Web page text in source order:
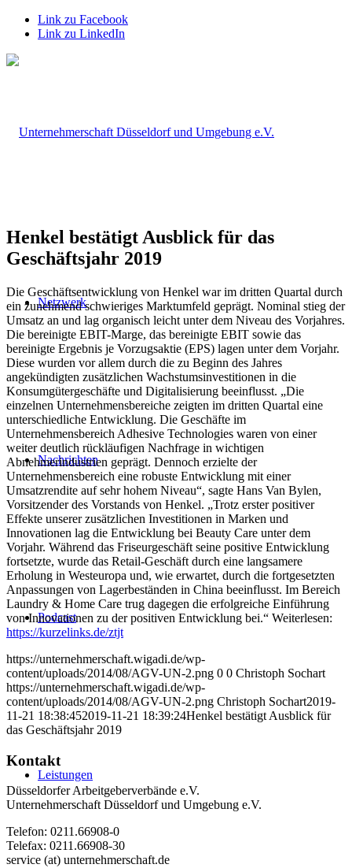
Link zu Facebook
Link zu LinkedIn
Netzwerk
Nachrichten
Podcast
Leistungen
Henkel bestätigt Ausblick für das
Geschäftsjahr 2019
Die Geschäftsentwicklung von Henkel war im dritten Quartal durch
ein zunehmend schwieriges Marktumfeld geprägt. Nominal stieg der
Umsatz an und lag organisch leicht unter dem Niveau des Vorjahres.
Die bereinigte EBIT-Marge, das bereinigte EBIT sowie das
bereinigte Ergebnis je Vorzugsaktie (EPS) lagen unter dem Vorjahr.
Diese wurden vor allem durch die zu Beginn des Jahres
angekündigten zusätzlichen Wachstumsinvestitionen in die
Konsumgütergeschäfte und Digitalisierung beeinflusst. „Die
einzelnen Unternehmensbereiche zeigten im dritten Quartal eine
unterschiedliche Entwicklung. Die Geschäfte im
Unternehmensbereich Adhesive Technologies waren von einer
weiter deutlich rückläufigen Nachfrage in wichtigen
Abnehmerindustrien geprägt. Dennoch erzielte der
Unternehmensbereich eine robuste Entwicklung mit einer
Umsatzrendite auf sehr hohem Niveau“, sagte Hans Van Bylen,
Vorsitzender des Vorstands von Henkel. „Trotz erster positiver
Effekte unserer zusätzlichen Investitionen in Marken und
Innovationen lag die Entwicklung bei Beauty Care unter dem
Vorjahr. Während das Friseurgeschäft seine positive Entwicklung
fortsetzte, wurde das Retail-Geschäft durch eine langsamere
Erholung in Westeuropa und, wie erwartet, durch die fortgesetzten
Anpassungen von Lagerbeständen in China beeinflusst. Im Bereich
Laundry & Home Care trug dagegen die erfolgreiche Einführung
von Innovationen zu der positiven Entwicklung bei.“ Weiterlesen:
https://kurzelinks.de/ztjt
https://unternehmerschaft.wigadi.de/wp-
content/uploads/2014/08/AGV-UN-2.png 0 0 Christoph Sochart
https://unternehmerschaft.wigadi.de/wp-
content/uploads/2014/08/AGV-UN-2.png Christoph Sochart2019-
11-21 18:38:452019-11-21 18:39:24Henkel bestätigt Ausblick für
das Geschäftsjahr 2019
Kontakt
Düsseldorfer Arbeitgeberverbände e.V.
Unternehmerschaft Düsseldorf und Umgebung e.V.
Telefon: 0211.66908-0
Telefax: 0211.66908-30
service (at) unternehmerschaft.de